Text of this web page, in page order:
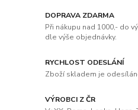
DOPRAVA ZDARMA
Při nákupu nad 1000,- do
dle výše objednávky.
RYCHLOST ODESLÁNÍ
Zboží skladem je
VÝROBCI Z ČR